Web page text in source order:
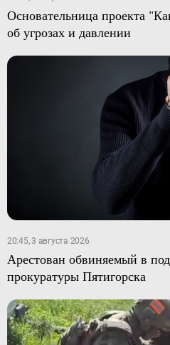
Основательница проекта
об угрозах и давлении
20:45, 3 августа 2026
Арестован обвиняемый в
прокуратуры Пятигорска